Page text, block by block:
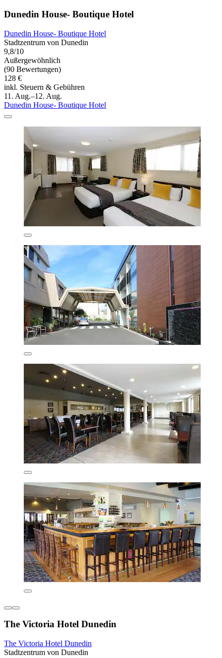
Dunedin House- Boutique Hotel
Dunedin House- Boutique Hotel
Stadtzentrum von Dunedin
9,8/10
Außergewöhnlich
(90 Bewertungen)
128 €
inkl. Steuern & Gebühren
11. Aug.–12. Aug.
Dunedin House- Boutique Hotel
The Victoria Hotel Dunedin
The Victoria Hotel Dunedin
Stadtzentrum von Dunedin